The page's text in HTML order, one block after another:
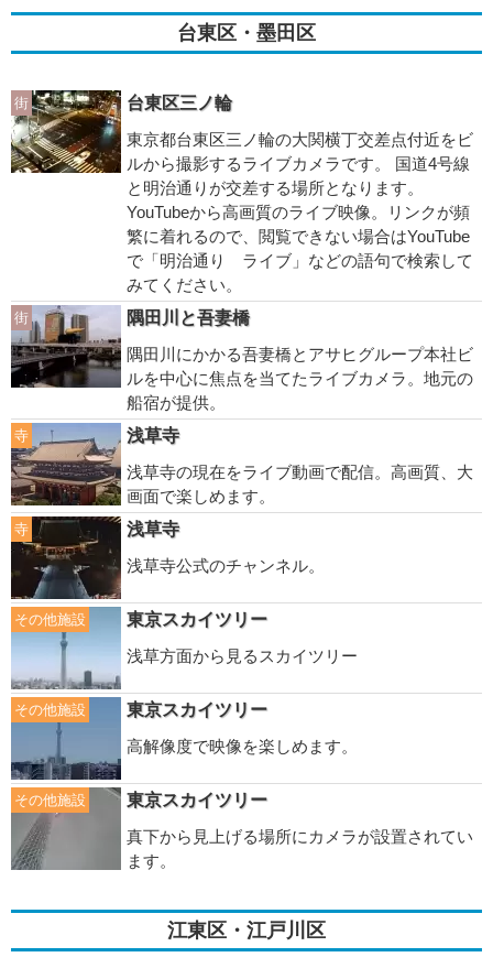
台東区・墨田区
街
台東区三ノ輪
東京都台東区三ノ輪の大関横丁交差点付近をビ
ルから撮影するライブカメラです。 国道4号線
と明治通りが交差する場所となります。
YouTubeから高画質のライブ映像。リンクが頻
繁に着れるので、閲覧できない場合はYouTube
で「明治通り ライブ」などの語句で検索して
みてください。
街
隅田川と吾妻橋
隅田川にかかる吾妻橋とアサヒグループ本社ビ
ルを中心に焦点を当てたライブカメラ。地元の
船宿が提供。
寺
浅草寺
浅草寺の現在をライブ動画で配信。高画質、大
画面で楽しめます。
寺
浅草寺
浅草寺公式のチャンネル。
その他施設
東京スカイツリー
浅草方面から見るスカイツリー
その他施設
東京スカイツリー
高解像度で映像を楽しめます。
その他施設
東京スカイツリー
真下から見上げる場所にカメラが設置されてい
ます。
江東区・江戸川区